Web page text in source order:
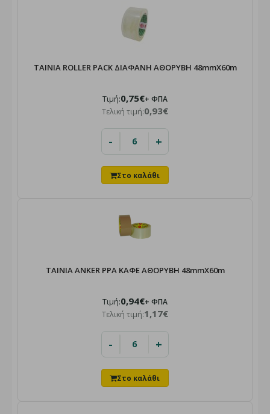
ΤΑΙΝΙΑ ROLLER PACK ΔΙΑΦΑΝΗ ΑΘΟΡΥΒΗ 48mmΧ60m
Τιμή:0,75€+ ΦΠΑ
Τελική τιμή:0,93€
- +
ΤΑΙΝΙΑ ANKER PPA ΚΑΦΕ ΑΘΟΡΥΒΗ 48mmX60m
Τιμή:0,94€+ ΦΠΑ
Τελική τιμή:1,17€
- +